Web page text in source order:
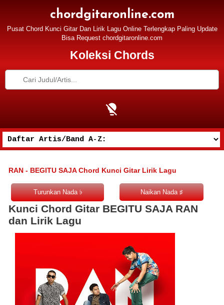
chordgitaronline.com
Pusat Chord Kunci Gitar Dan Lirik Lagu Online Terlengkap Paling Update
Bisa Request chordgitaronline.com
Koleksi Chords
RAN - BEGITU SAJA Chord Kunci Gitar Lirik Lagu
Kunci Chord Gitar BEGITU SAJA RAN
dan Lirik Lagu